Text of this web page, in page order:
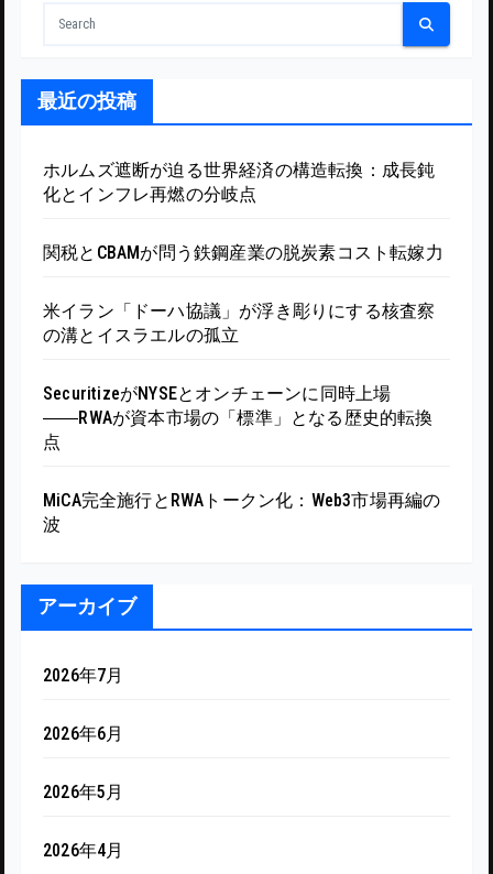
最近の投稿
ホルムズ遮断が迫る世界経済の構造転換：成長鈍
化とインフレ再燃の分岐点
関税とCBAMが問う鉄鋼産業の脱炭素コスト転嫁力
米イラン「ドーハ協議」が浮き彫りにする核査察
の溝とイスラエルの孤立
SecuritizeがNYSEとオンチェーンに同時上場
――RWAが資本市場の「標準」となる歴史的転換
点
MiCA完全施行とRWAトークン化：Web3市場再編の
波
アーカイブ
2026年7月
2026年6月
2026年5月
2026年4月